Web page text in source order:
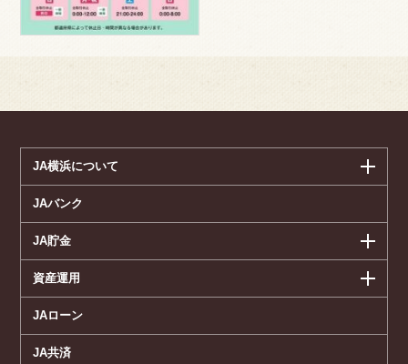
JA横浜について
JAバンク
JA貯金
資産運用
JAローン
JA共済